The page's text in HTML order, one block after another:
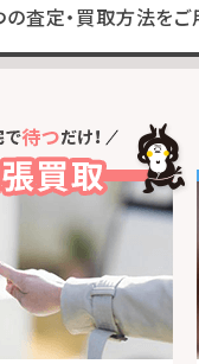
査定・買取方法を